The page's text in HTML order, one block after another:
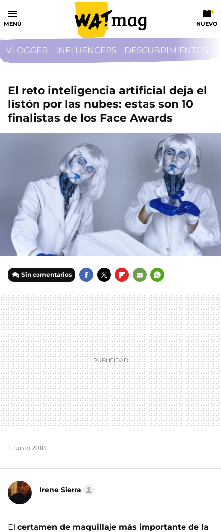
MENÚ NUEVO
VLOGGER INFLUENCERS DESCUBRIMIENTOS
El reto inteligencia artificial deja el
listón por las nubes: estas son 10
finalistas de los Face Awards
Sin comentarios
MAIL
1 Junio 2018
Irene Sierra
El certamen de maquillaje más importante de la